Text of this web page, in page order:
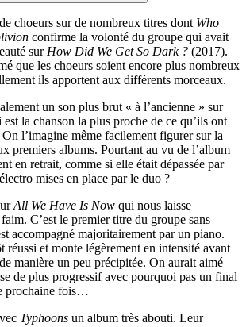
choeurs sur de nombreux titres dont Who
confirme la volonté du groupe qui avait
sur How Did We Get So Dark ? (2017).
que les choeurs soient encore plus nombreux
ils apportent aux différents morceaux.
un son plus brut « à l’ancienne » sur
la chanson la plus proche de ce qu’ils ont
l’imagine même facilement figurer sur la
premiers albums. Pourtant au vu de l’album
en retrait, comme si elle était dépassée par
mises en place par le duo ?
All We Have Is Now qui nous laisse
C’est le premier titre du groupe sans
accompagné majoritairement par un piano.
réussi et monte légèrement en intensité avant
manière un peu précipitée. On aurait aimé
de plus progressif avec pourquoi pas un final
prochaine fois…
Typhoons un album très abouti. Leur